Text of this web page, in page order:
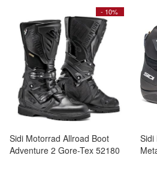
- 10%
Sidi Motorrad Allroad Boot
Adventure 2 Gore-Tex 52180
Sidi